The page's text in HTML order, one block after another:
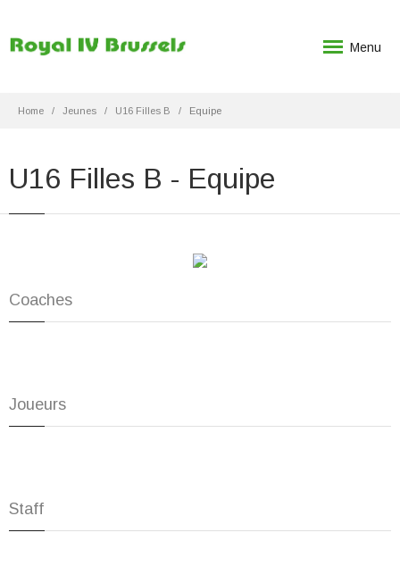
Menu
Home Jeunes U16 Filles B Equipe
U16 Filles B - Equipe
Coaches
Joueurs
Staff